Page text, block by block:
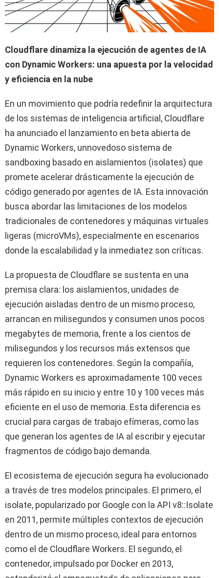
Cloudflare dinamiza la ejecución de agentes de IA
con Dynamic Workers: una apuesta por la velocidad
y eficiencia en la nube
En un movimiento que podría redefinir la arquitectura
de los sistemas de inteligencia artificial, Cloudflare
ha anunciado el lanzamiento en beta abierta de
Dynamic Workers, unnovedoso sistema de
sandboxing basado en aislamientos (isolates) que
promete acelerar drásticamente la ejecución de
código generado por agentes de IA. Esta innovación
busca abordar las limitaciones de los modelos
tradicionales de contenedores y máquinas virtuales
ligeras (microVMs), especialmente en escenarios
donde la escalabilidad y la inmediatez son críticas.
La propuesta de Cloudflare se sustenta en una
premisa clara: los aislamientos, unidades de
ejecución aisladas dentro de un mismo proceso,
arrancan en milisegundos y consumen unos pocos
megabytes de memoria, frente a los cientos de
milisegundos y los recursos más extensos que
requieren los contenedores. Según la compañía,
Dynamic Workers es aproximadamente 100 veces
más rápido en su inicio y entre 10 y 100 veces más
eficiente en el uso de memoria. Esta diferencia es
crucial para cargas de trabajo efímeras, como las
que generan los agentes de IA al escribir y ejecutar
fragmentos de código bajo demanda.
El ecosistema de ejecución segura ha evolucionado
a través de tres modelos principales. El primero, el
isolate, popularizado por Google con la API v8::Isolate
en 2011, permite múltiples contextos de ejecución
dentro de un mismo proceso, ideal para entornos
como el de Cloudflare Workers. El segundo, el
contenedor, impulsado por Docker en 2013,